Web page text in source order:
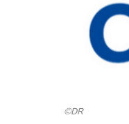
©DR